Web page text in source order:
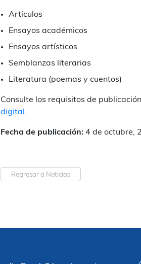
Artículos
Ensayos académicos
Ensayos artísticos
Semblanzas literarias
Literatura (poemas y cuentos)
Consulte los requisitos de
digital .
Fecha de publicación: 4 de octubre,
Regresar a Noticias